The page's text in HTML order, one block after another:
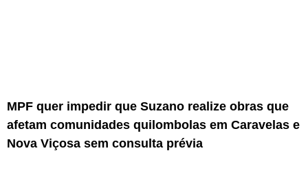
MPF quer impedir que Suzano realize obras que
afetam comunidades quilombolas em Caravelas e
Nova Viçosa sem consulta prévia